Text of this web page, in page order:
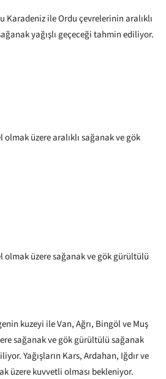
Karadeniz ile Ordu çevrelerinin aralıklı
yağışlı geçeceği tahmin ediliyor.
olmak üzere aralıklı sağanak ve gök
olmak üzere sağanak ve gök gürültülü
kuzeyi ile Van, Ağrı, Bingöl ve Muş
sağanak ve gök gürültülü sağanak
Yağışların Kars, Ardahan, Iğdır ve
üzere kuvvetli olması bekleniyor.